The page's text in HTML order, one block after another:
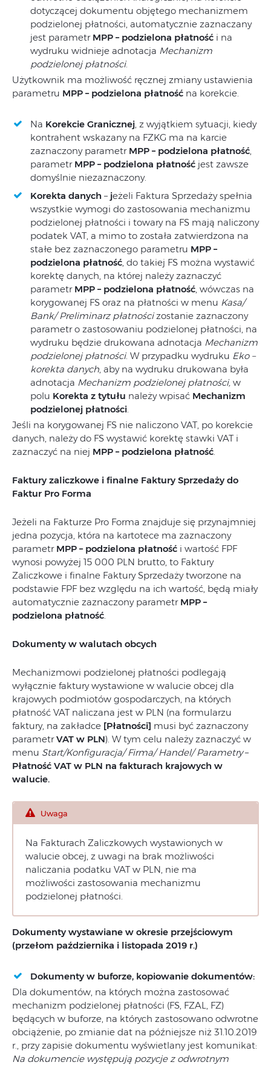
dotyczącej dokumentu objętego mechanizmem
podzielonej płatności, automatycznie zaznaczany
jest parametr MPP – podzielona płatność i na
wydruku widnieje adnotacja Mechanizm
podzielonej płatności.
Użytkownik ma możliwość ręcznej zmiany ustawienia
parametru MPP – podzielona płatność na korekcie.
Na Korekcie Granicznej, z wyjątkiem sytuacji, kiedy
kontrahent wskazany na FZKG ma na karcie
zaznaczony parametr MPP – podzielona płatność,
parametr MPP – podzielona płatność jest zawsze
domyślnie niezaznaczony.
Korekta danych – jeżeli Faktura Sprzedaży spełnia
wszystkie wymogi do zastosowania mechanizmu
podzielonej płatności i towary na FS mają naliczony
podatek VAT, a mimo to została zatwierdzona na
stałe bez zaznaczonego parametru MPP –
podzielona płatność, do takiej FS można wystawić
korektę danych, na której należy zaznaczyć
parametr MPP – podzielona płatność, wówczas na
korygowanej FS oraz na płatności w menu Kasa/
Bank/ Preliminarz płatnościzostanie zaznaczony
parametr o zastosowaniu podzielonej płatności, na
wydruku będzie drukowana adnotacja Mechanizm
podzielonej płatności. W przypadku wydruku Eko –
korekta danych, aby na wydruku drukowana była
adnotacja Mechanizm podzielonej płatności, w
polu Korekta z tytułu należy wpisać Mechanizm
podzielonej płatności.
Jeśli na korygowanej FS nie naliczono VAT, po korekcie
danych, należy do FS wystawić korektę stawki VAT i
zaznaczyć na niej MPP – podzielona płatność.
Faktury zaliczkowe i finalne Faktury Sprzedaży do
Faktur Pro Forma
Jeżeli na Fakturze Pro Forma znajduje się przynajmniej
jedna pozycja, która na kartotece ma zaznaczony
parametr MPP – podzielona płatność i wartość FPF
wynosi powyżej 15 000 PLN brutto, to Faktury
Zaliczkowe i finalne Faktury Sprzedaży tworzone na
podstawie FPF bez względu na ich wartość, będą miały
automatycznie zaznaczony parametr MPP –
podzielona płatność.
Dokumenty w walutach obcych
Mechanizmowi podzielonej płatności podlegają
wyłącznie faktury wystawione w walucie obcej dla
krajowych podmiotów gospodarczych, na których
płatność VAT naliczana jest w PLN (na formularzu
faktury, na zakładce [Płatności] musi być zaznaczony
parametrVAT w PLN). W tym celu należy zaznaczyć w
menu Start/Konfiguracja/ Firma/ Handel/ Parametry–
Płatność VAT w PLN na fakturach krajowych w
walucie.
Uwaga
Na Fakturach Zaliczkowych wystawionych w
walucie obcej, z uwagi na brak możliwości
naliczania podatku VAT w PLN, nie ma
możliwości zastosowania mechanizmu
podzielonej płatności.
Dokumenty wystawiane w okresie przejściowym
(przełom października i listopada 2019 r.)
Dokumenty w buforze, kopiowanie dokumentów:
Dla dokumentów, na których można zastosować
mechanizm podzielonej płatności (FS, FZAL, FZ)
będących w buforze, na których zastosowano odwrotne
obciążenie, po zmianie dat na późniejsze niż 31.10.2019
r., przy zapisie dokumentu wyświetlany jest komunikat:
Na dokumencie występują pozycje z odwrotnym